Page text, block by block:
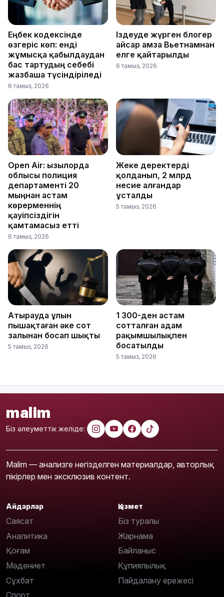
Еңбек кодексінде
өзгеріс көп: енді
жұмысқа қабылдаудан
бас тартудың себебі
жазбаша түсіндіріледі
6 тамыз, 2026
Іздеуде жүрген блогер
Қайсар Қамза Вьетнамнан
елге қайтарылды
6 тамыз, 2026
Open Air: Қызылорда
облысы полиция
департаменті 20
мыңнан астам
көрерменнің
қауіпсіздігін
қамтамасыз етті
6 тамыз, 2026
Жеке деректерді
қолданып, 2 млрд
несие алғандар
ұсталды
5 тамыз, 2026
Атырауда ұлын
пышақтаған әке сот
залынан босап шықты
5 тамыз, 2026
1 300-ден астам
сотталған адам
рақымшылықпен
босатылды
5 тамыз, 2026
malim
Біз әлеуметтік желіде:
Malim — анализге негізделген материалдар, авторлық
пікірлер мен эксклюзив контент.
Айдарлар
Саясат
Аналитика
Қоғам
Мәдениет
Сұхбат
Қызмет
Біз туралы
Жарнама
Байланыс
Құпиялылық
Пайдалану ережесі